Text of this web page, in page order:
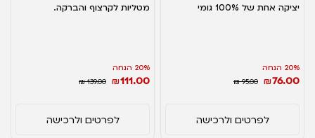
יציקה אחת של 100% גומי
20% הנחה
₪76.00
₪ 95.00
לפרטים ולרכישה
מטליות לקרצוף והברקה.
20% הנחה
₪111.00
₪ 139.00
לפרטים ולרכישה